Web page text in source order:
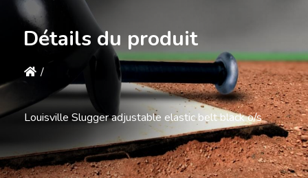
Détails du produit
/
Louisville Slugger adjustable elastic belt black o/s